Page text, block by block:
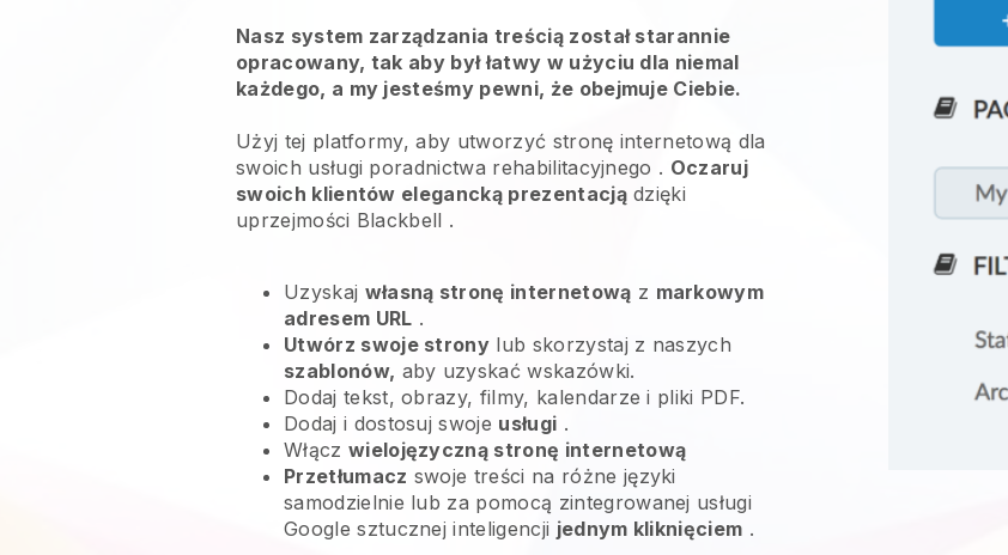
Nasz system zarządzania treścią został starannie
opracowany, tak aby był łatwy w użyciu dla niemal
każdego, a my jesteśmy pewni, że obejmuje Ciebie.
Użyj tej platformy, aby utworzyć stronę internetową dla
swoich usługi poradnictwa rehabilitacyjnego . Oczaruj
swoich klientów elegancką prezentacjądzięki
uprzejmości Blackbell .
Uzyskaj własną stronę internetową z markowym
adresem URL .
Utwórz swoje strony lub skorzystaj z naszych
szablonów, aby uzyskać wskazówki.
Dodaj tekst, obrazy, filmy, kalendarze i pliki PDF.
Dodaj i dostosuj swoje usługi .
Włącz wielojęzyczną stronę internetową
Przetłumacz swoje treści na różne języki
samodzielnie lub za pomocą zintegrowanej usługi
Google sztucznej inteligencji jednym kliknięciem .